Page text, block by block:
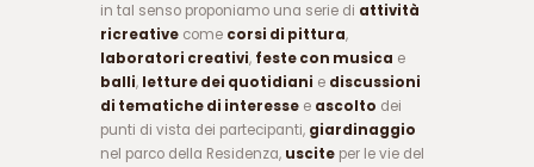
س
ا
ی
ت
ج
ت
ب
in tal senso proponiamo una serie di attività
ricreative come corsi di pittura,
laboratori creativi, feste con musica e
balli, letture dei quotidiani e discussioni
di tematiche di interesse e ascolto dei
punti di vista dei partecipanti, giardinaggio
nel parco della Residenza, uscite per le vie del